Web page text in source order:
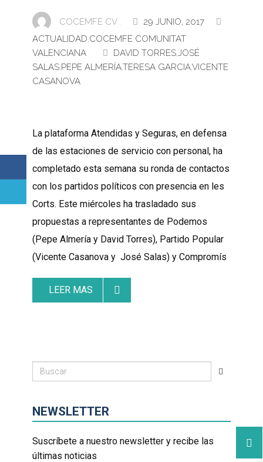
COCEMFE CV .
29 JUNIO, 2017
ACTUALIDAD,COCEMFE COMUNITAT
VALENCIANA
DAVID TORRES,JOSÉ
SALAS,PEPE ALMERÍA,TERESA GARCIA,VICENTE
CASANOVA
La plataforma Atendidas y Seguras, en defensa
de las estaciones de servicio con personal, ha
completado esta semana su ronda de contactos
con los partidos políticos con presencia en les
Corts. Este miércoles ha trasladado sus
propuestas a representantes de Podemos
(Pepe Almería y David Torres), Partido Popular
(Vicente Casanova y José Salas) y Compromís
LEER MAS
NEWSLETTER
Suscríbete a nuestro newsletter y recibe las
últimas noticias